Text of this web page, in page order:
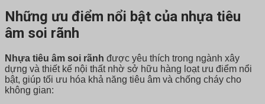
Những ưu điểm nổi bật của nhựa tiêu
âm soi rãnh
Nhựa tiêu âm soi rãnh được yêu thích trong ngành xây
dựng và thiết kế nội thất nhờ sở hữu hàng loạt ưu điểm nổi
bật, giúp tối ưu hóa khả năng tiêu âm và chống cháy cho
không gian: